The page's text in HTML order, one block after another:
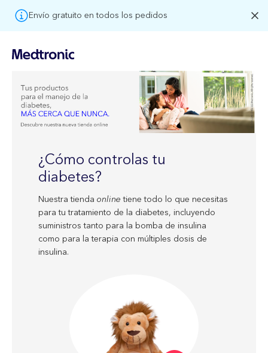
Envío gratuito en todos los pedidos
¿Cómo controlas tu
diabetes?
Nuestra tienda onlinetiene todo lo que necesitas
para tu tratamiento de la diabetes, incluyendo
suministros tanto para la bomba de insulina
como para la terapia con múltiples dosis de
insulina.